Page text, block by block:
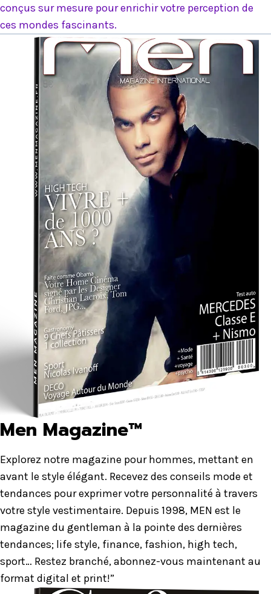
conçus sur mesure pour enrichir votre perception de
ces mondes fascinants.
Men Magazine™
Explorez notre magazine pour hommes, mettant en
avant le style élégant. Recevez des conseils mode et
tendances pour exprimer votre personnalité à travers
votre style vestimentaire. Depuis 1998, MEN est le
magazine du gentleman à la pointe des dernières
tendances; life style, finance, fashion, high tech,
sport… Restez branché, abonnez-vous maintenant au
format digital et print!”